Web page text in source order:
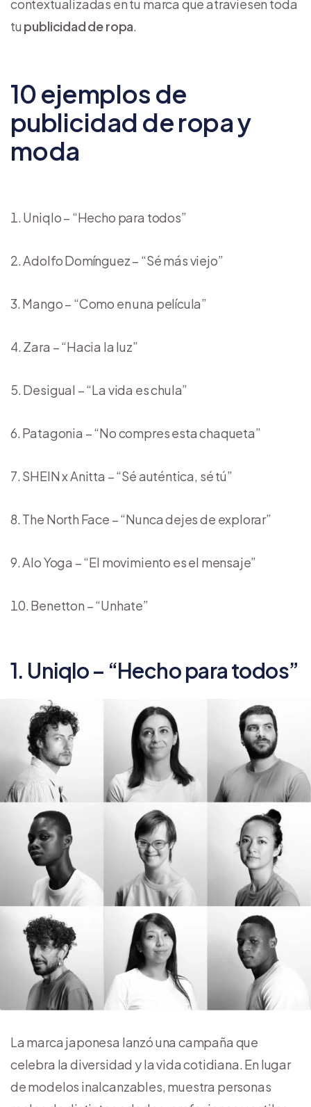
contextualizadas en tu marca que atraviesen toda
tu publicidad de ropa.
10 ejemplos de
publicidad de ropa y
moda
Uniqlo – “Hecho para todos”
Adolfo Domínguez – “Sé más viejo”
Mango – “Como en una película”
Zara – “Hacia la luz”
Desigual – “La vida es chula”
Patagonia – “No compres esta chaqueta”
SHEIN x Anitta – “Sé auténtica, sé tú”
The North Face – “Nunca dejes de explorar”
Alo Yoga – “El movimiento es el mensaje”
Benetton – “Unhate”
1. Uniqlo – “Hecho para todos”
La marca japonesa lanzó una campaña que
celebra la diversidad y la vida cotidiana. En lugar
de modelos inalcanzables, muestra personas